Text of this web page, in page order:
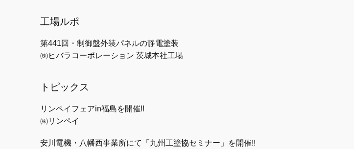
工場ルポ
第441回・制御盤外装パネルの静電塗装
㈱ヒバラコーポレーション 茨城本社工場
トピックス
リンペイフェアin福島を開催!!
㈱リンペイ
安川電機・八幡西事業所にて「九州工塗協セミナー」を開催!!